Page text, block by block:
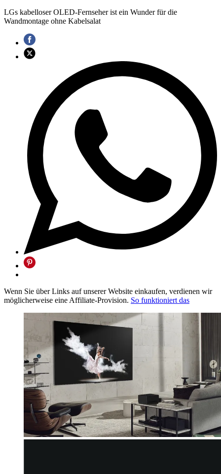
LGs kabelloser OLED-Fernseher ist ein Wunder für die
Wandmontage ohne Kabelsalat
Wenn Sie über Links auf unserer Website einkaufen, verdienen wir
möglicherweise eine Affiliate-Provision. So funktioniert das